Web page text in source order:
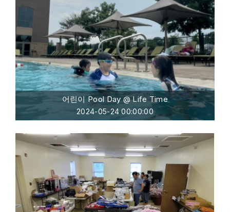
어린이 Pool Day @ Life Time
2024-05-24 00:00:00